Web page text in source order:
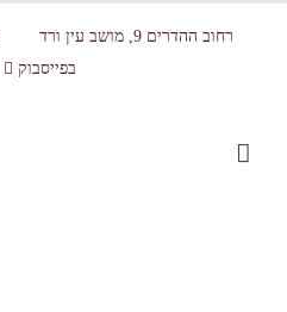
רחוב ההדרים 9, מושב עין ורד
בפייסבוק